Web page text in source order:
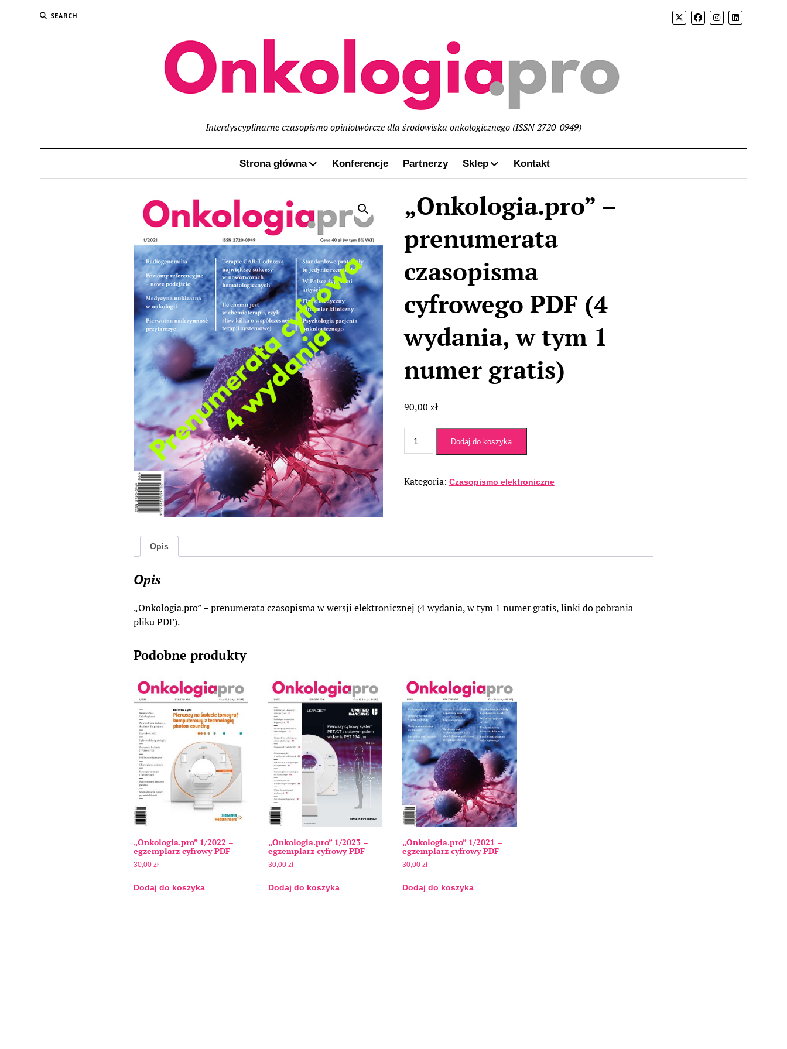
SEARCH
Interdyscyplinarne czasopismo opiniotwórcze dla środowiska onkologicznego (ISSN 2720-0949)
Strona główna Konferencje Partnerzy Sklep Kontakt
„Onkologia.pro” –
prenumerata
czasopisma
cyfrowego PDF (4
wydania, w tym 1
numer gratis)
90,00 zł
„Onkologia.pro”
prenumerata
czasopisma
w
numer
gratis)
Dodaj do koszyka
Kategoria: Czasopismo elektroniczne
Opis
Opis
„Onkologia.pro” – prenumerata czasopisma w wersji elektronicznej (4 wydania, w tym 1 numer gratis, linki do pobrania
pliku PDF).
Podobne produkty
„Onkologia.pro” 1/2022 –
egzemplarz cyfrowy PDF
30,00zł
Dodaj do koszyka
„Onkologia.pro” 1/2023 –
egzemplarz cyfrowy PDF
30,00 zł
Dodaj do koszyka
„Onkologia.pro” 1/2021 –
egzemplarz cyfrowy PDF
30,00zł
Dodaj do koszyka